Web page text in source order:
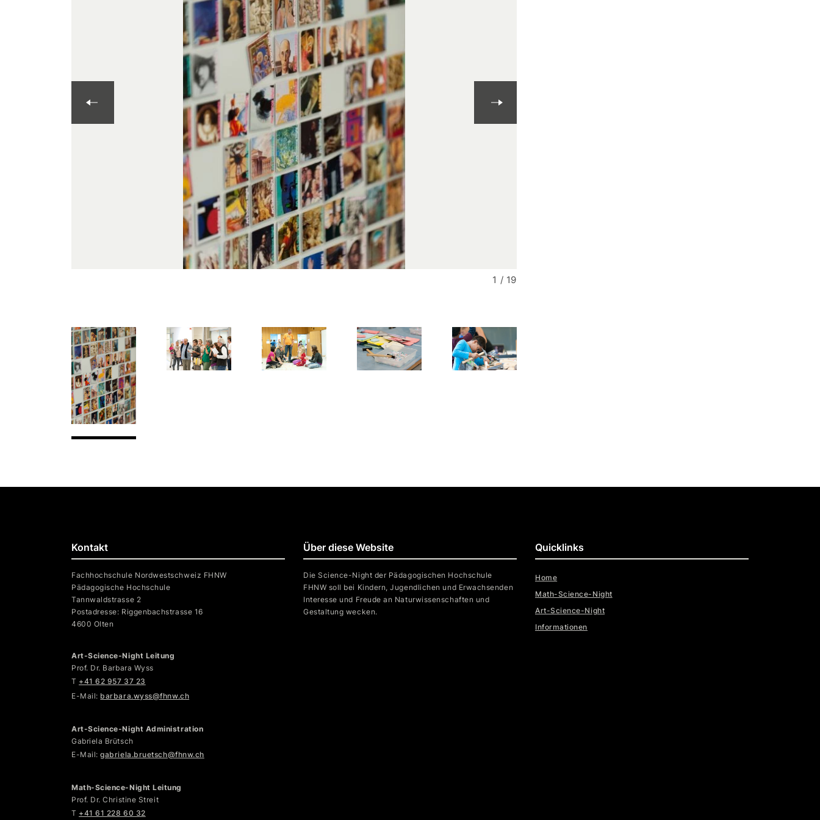
1 / 19
Kontakt
Fachhochschule Nordwestschweiz FHNW
Pädagogische Hochschule
Tannwaldstrasse 2
Postadresse: Riggenbachstrasse 16
4600 Olten
Art-Science-Night Leitung
Prof. Dr. Barbara Wyss
T +41 62 957 37 23
E-Mail: barbara.wyss@fhnw.ch
Art-Science-Night Administration
Gabriela Brütsch
E-Mail:gabriela.bruetsch@fhnw.ch
Math-Science-Night Leitung
Prof. Dr. Christine Streit
T +41 61 228 60 32
Über diese Website
Die Science-Night der Pädagogischen Hochschule
FHNW soll bei Kindern, Jugendlichen und Erwachsenden
Interesse und Freude an Naturwissenschaften und
Gestaltung wecken.
Quicklinks
Home
Math-Science-Night
Art-Science-Night
Informationen